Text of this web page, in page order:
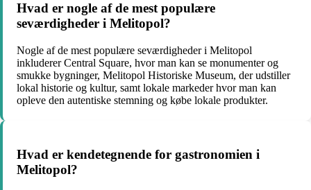
Hvad er nogle af de mest populære
seværdigheder i Melitopol?
Nogle af de mest populære seværdigheder i Melitopol
inkluderer Central Square, hvor man kan se monumenter og
smukke bygninger, Melitopol Historiske Museum, der udstiller
lokal historie og kultur, samt lokale markeder hvor man kan
opleve den autentiske stemning og købe lokale produkter.
Hvad er kendetegnende for gastronomien i
Melitopol?